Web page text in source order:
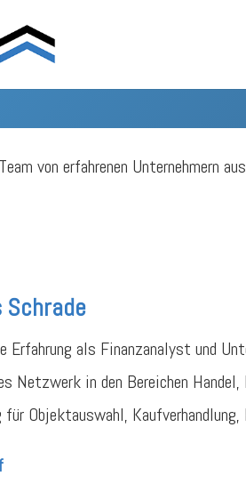
von erfahrenen Unternehmern
Erfahrung als Finanzanalyst und
Netzwerk in den Bereichen Handel,
für Objektauswahl,